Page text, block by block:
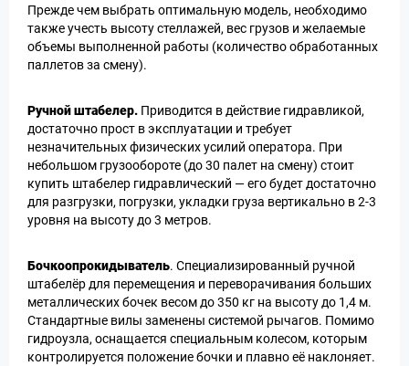
Прежде чем выбрать оптимальную модель, необходимо
также учесть высоту стеллажей, вес грузов и желаемые
объемы выполненной работы (количество обработанных
паллетов за смену).
Ручной штабелер. Приводится в действие гидравликой,
достаточно прост в эксплуатации и требует
незначительных физических усилий оператора. При
небольшом грузообороте (до 30 палет на смену) стоит
купить штабелер гидравлический — его будет достаточно
для разгрузки, погрузки, укладки груза вертикально в 2-3
уровня на высоту до 3 метров.
Бочкоопрокидыватель. Специализированный ручной
штабелёр для перемещения и переворачивания больших
металлических бочек весом до 350 кг на высоту до 1,4 м.
Стандартные вилы заменены системой рычагов. Помимо
гидроузла, оснащается специальным колесом, которым
контролируется положение бочки и плавно её наклоняет.